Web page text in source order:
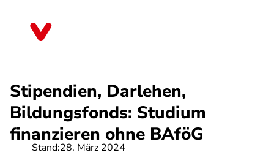
Stipendien, Darlehen,
Bildungsfonds: Studium
finanzieren ohne BAföG
Stand:28. März 2024